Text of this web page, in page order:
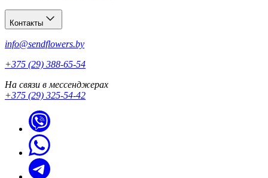
Контакты
info@sendflowers.by
+375 (29) 388-65-54
На связи в мессенджерах
+375 (29) 325-54-42